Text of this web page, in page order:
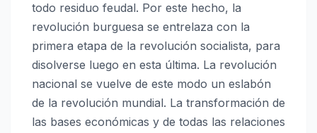
todo residuo feudal. Por este hecho, la
revolución burguesa se entrelaza con la
primera etapa de la revolución socialista, para
disolverse luego en esta última. La revolución
nacional se vuelve de este modo un eslabón
de la revolución mundial. La transformación de
las bases económicas y de todas las relaciones